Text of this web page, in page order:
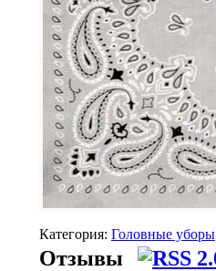
Категория: Головные уборы
Отзывы